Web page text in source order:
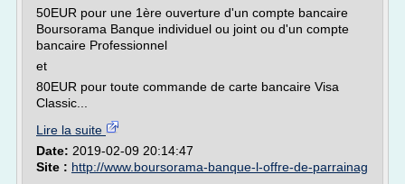
50EUR pour une 1ère ouverture d'un compte bancaire
Boursorama Banque individuel ou joint ou d'un compte
bancaire Professionnel
et
80EUR pour toute commande de carte bancaire Visa
Classic...
Lire la suite
Date: 2019-02-09 20:14:47
Site : http://www.boursorama-banque-l-offre-de-parrainag